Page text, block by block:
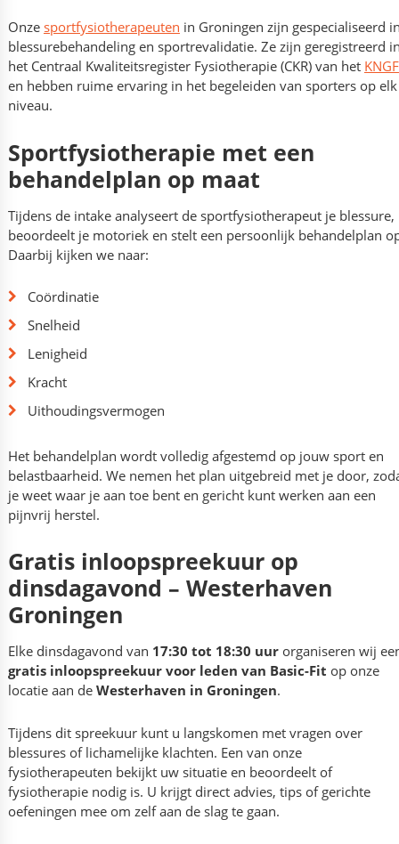
Onze sportfysiotherapeuten in Groningen zijn gespecialiseerd
blessurebehandeling en sportrevalidatie. Ze zijn geregistreerd
het Centraal Kwaliteitsregister Fysiotherapie (CKR) van het KNGF
en hebben ruime ervaring in het begeleiden van sporters op elk
niveau.
Sportfysiotherapie met een
behandelplan op maat
Tijdens de intake analyseert de sportfysiotherapeut je blessure,
beoordeelt je motoriek en stelt een persoonlijk behandelplan
Daarbij kijken we naar:
Coördinatie
Snelheid
Lenigheid
Kracht
Uithoudingsvermogen
Het behandelplan wordt volledig afgestemd op jouw sport en
belastbaarheid. We nemen het plan uitgebreid met je door,
je weet waar je aan toe bent en gericht kunt werken aan een
pijnvrij herstel.
Gratis inloopspreekuur op
dinsdagavond – Westerhaven
Groningen
Elke dinsdagavond van 17:30 tot 18:30 uurorganiseren wij
gratis inloopspreekuur voor leden van Basic-Fit op onze
locatie aan de Westerhaven in Groningen.
Tijdens dit spreekuur kunt u langskomen met vragen over
blessures of lichamelijke klachten. Een van onze
fysiotherapeuten bekijkt uw situatie en beoordeelt of
fysiotherapie nodig is. U krijgt direct advies, tips of gerichte
oefeningen mee om zelf aan de slag te gaan.